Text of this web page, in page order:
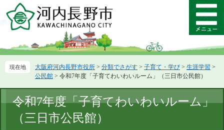
ー
先
ニ
を
て
メ
ニ
ー
大阪府河内長野市役所 > 分類でさがす > 子育て・学び > 生涯学習 >
公民館 > 令和7年度「子育てわいわいルーム」（三日市公民館）
文
令和7年度「子育てわいわいルーム」
（三日市公民館）